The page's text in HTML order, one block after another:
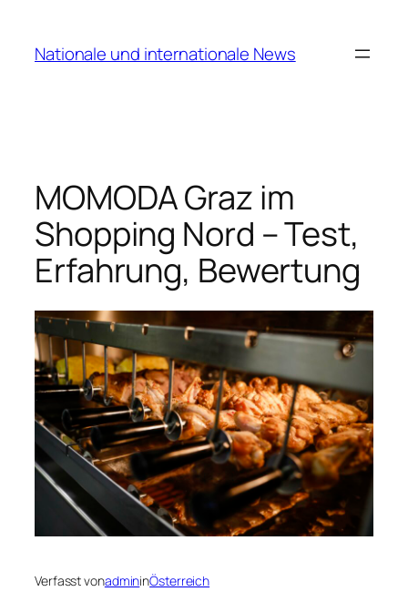
springen
Nationale und internationale News
MOMODA Graz im
Shopping Nord – Test,
Erfahrung, Bewertung
Verfasst vonadmininÖsterreich